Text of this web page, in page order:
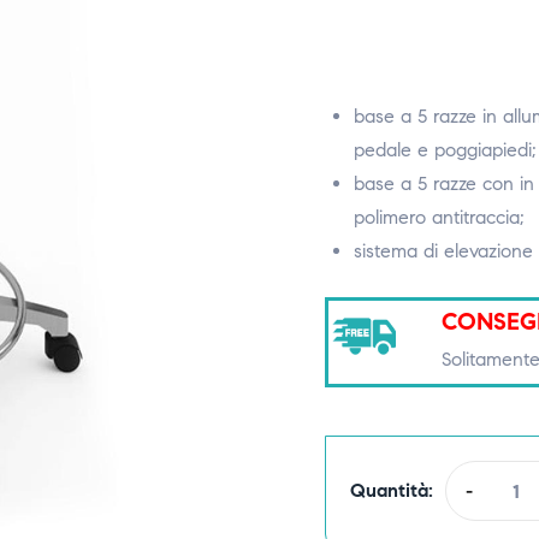
base a 5 razze in
pedale e poggiapiedi;
base a 5 razze con
polimero antitraccia;
sistema di
Quantità: -